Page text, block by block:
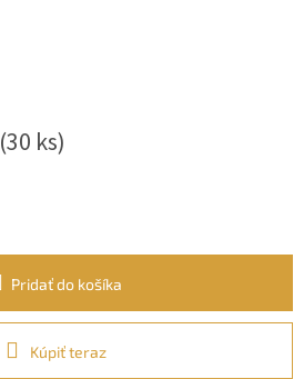
(30 ks)
Pridať do košíka
Kúpiť teraz